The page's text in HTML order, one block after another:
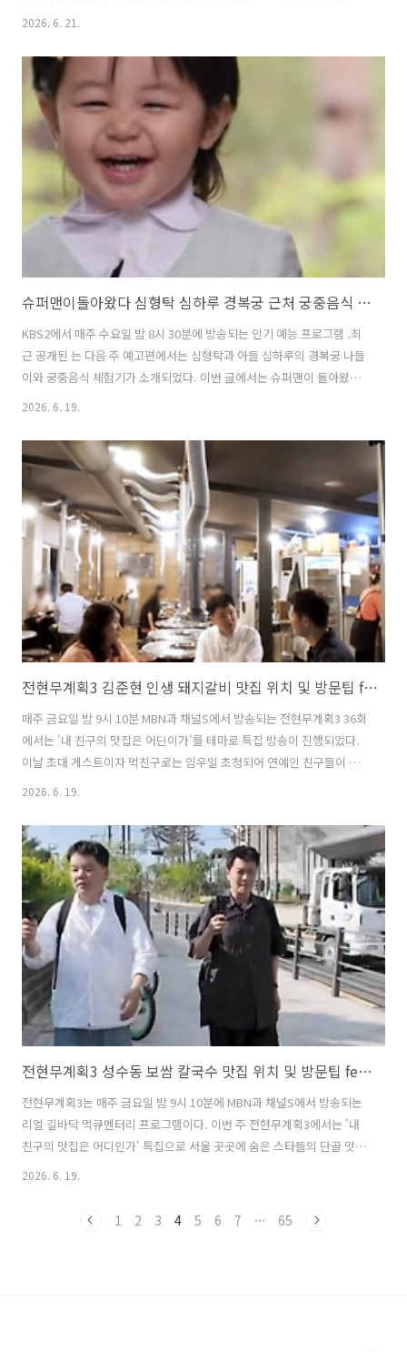
1500만원 상당 그리고 할아버지께서 주신 금목걸이가 상당한 금액이 나
오면서 김희철은 물로 미운우리새끼에 나온 패널들까지 깜짝 놀라게 하
며 궁금증을 자아냈다. 이번 글에서는 미운우리새끼에서 김희철, 김준
호, 김종민이 방문한 종로의 금은방이 어디이고, 이날 이들이 가져온 금
품을 감정한 감정사의 정체가 무엇인지 자세히 알아본다. 1. 미운우리새
끼 미우새..
2026. 6. 21.
슈퍼맨이돌아왔다 심형탁 심하루 경복궁 근처 궁중음식 맛집 위치 및 방문팁
KBS2에서 매주 수요일 밤 8시 30분에 방송되는 인기 예능 프로그램 .최
근 공개된 는 다음 주 예고편에서는 심형탁과 아들 심하루의 경복궁 나들
이와 궁중음식 체험기가 소개되었다. 이번 글에서는 슈퍼맨이 돌아왔다
에서 심형탁과 아들 심하루가 방문해 떡갈비, 갈비찜, 장어를 즐긴 경복
심형탁 심하루 경복궁 궁중음식 맛집은 어디?슈퍼맨이 돌아왔다에서 심
형탁과 아들 심하루가 방문한 경복궁 근처의 궁중음식 맛집은 '지화자'이
다. 지화자는 1991년 오픈한 대한민국 최초의 정통 조선왕조 궁중음식
전문점이다. 지화자는 단순히 음식을 판매하는 한정식집이 아니라 국가
무형문화재 제38호 조선왕조 궁중음식 선정된 유서가 깊은 곳이다. 조선
왕조의 ..
2026. 6. 19.
전현무계획3 김준현 인생 돼지갈비 맛집 위치 및 방문팁 feat.임우일
매주 금요일 밤 9시 10분 MBN과 채널S에서 방송되는 전현무계획3 36회
에서는 '내 친구의 맛집은 어딘이가'를 테마로 특집 방송이 진행되었다.
이날 초대 게스트이자 먹친구로는 임우일 초청되어 연예인 친구들이 소
는 전현무계획3 '내 친구의 맛집은 어디인가' 특집 방송에서 임우일이 전
현무와 곽튜브에게 소개한 김준현의 인생 돼지갈비 맛집에 대해 자세히
알아본다. 1. 전현무계획3 서교동 김준현 인생 돼지갈비 맛집은 어디?전
현무계획3 '내 친구의 맛집은 어디인가' 특집 방송에서 임우일이 전현무
와 곽튜브에게 소개한 김준현의 인생 돼지갈비 맛집은 '서교가든숯불갈
비'이..
2026. 6. 19.
전현무계획3 성수동 보쌈 칼국수 맛집 위치 및 방문팁 feat. 전현무 이주승 단골 맛집
전현무계획3는 매주 금요일 밤 9시 10분에 MBN과 채널S에서 방송되는
리얼 길바닥 먹큐멘터리 프로그램이다. 이번 주 전현무계획3에서는 '내
친구의 맛집은 어디인가' 특집으로 서울 곳곳에 숨은 스타들의 단골 맛집
을 탐방하는 과정이 그려졌다. 첫 번째로 전현무와 곽튜브가 방문한 곳은
개하여 큰 화제가 되었던 성수동의 보쌈과 칼국수 맛집이 소개되어 시청
2026. 6. 19.
1 2 3 4 5 6 7 ··· 65